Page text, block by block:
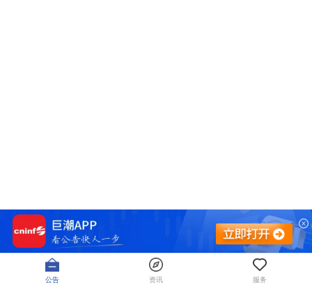
公告 资讯 服务